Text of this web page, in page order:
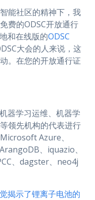
r能社区的精神下，我
费的ODSC开放通行
和在线版的ODSC
大会的人来说，这
。在您的开放通行证
器学习运维、机器学
领先机构的代表进行
Azure、
、iquazio、
、dagster、neo4j
揭示了锂离子电池的